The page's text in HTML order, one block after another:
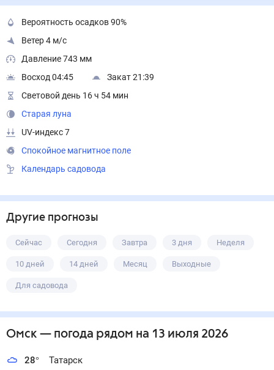
Вероятность осадков 90%
Ветер 4 м/с
Давление 743 мм
Восход 04:45
Закат 21:39
Световой день 16 ч 54 мин
Старая луна
UV-индекс 7
Спокойное магнитное поле
Календарь садовода
Другие прогнозы
Сейчас Сегодня Завтра 3 дня Неделя
10 дней 14 дней Месяц Выходные
Для садовода
Омск — погода рядом на 13 июля 2026
28° Татарск